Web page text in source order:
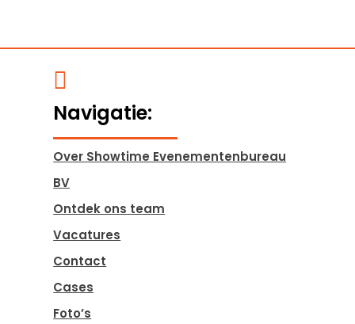

Navigatie:
Over Showtime Evenementenbureau
BV
Ontdek ons team
Vacatures
Contact
Cases
Foto’s